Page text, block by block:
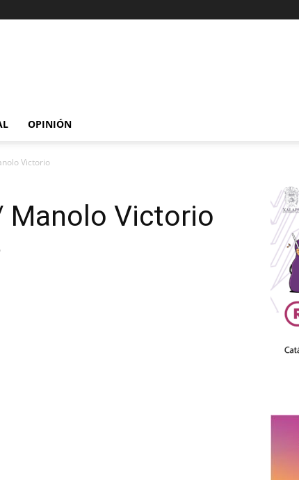
OPINIÓN
Victorio
Victorio